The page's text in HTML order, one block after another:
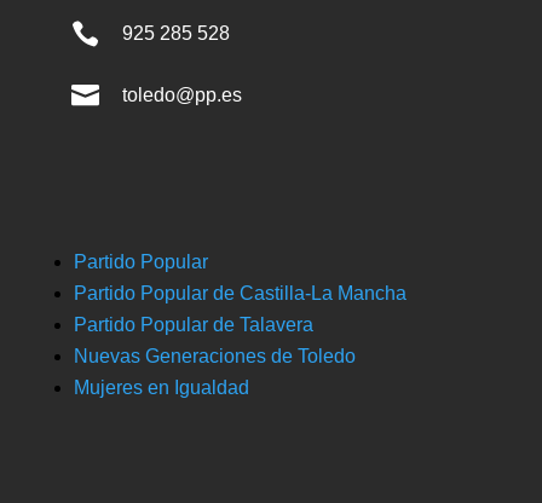
 925 285 528
 toledo@pp.es
Partido Popular
Partido Popular de Castilla-La Mancha
Partido Popular de Talavera
Nuevas Generaciones de Toledo
Mujeres en Igualdad